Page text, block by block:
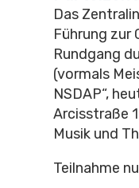
Das
Führung zur
Rundgang
(vormals
NSDAP“,
Arcisstraße
Musik und
Teilnahme